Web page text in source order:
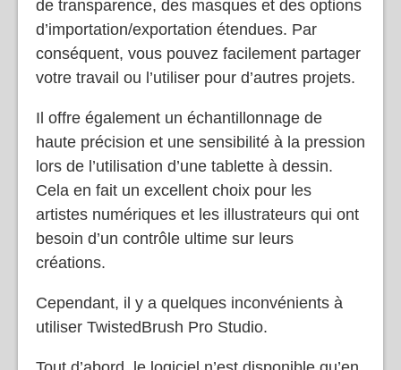
Le logiciel propose des calques, des contrôles
de transparence, des masques et des options
d’importation/exportation étendues. Par
conséquent, vous pouvez facilement partager
votre travail ou l’utiliser pour d’autres projets.
Il offre également un échantillonnage de
haute précision et une sensibilité à la pression
lors de l’utilisation d’une tablette à dessin.
Cela en fait un excellent choix pour les
artistes numériques et les illustrateurs qui ont
besoin d’un contrôle ultime sur leurs
créations.
Cependant, il y a quelques inconvénients à
utiliser TwistedBrush Pro Studio.